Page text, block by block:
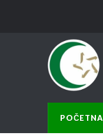
POČETNA